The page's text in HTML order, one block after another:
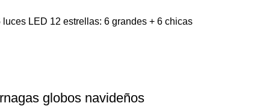
luces LED 12 estrellas: 6 grandes + 6 chicas
globos navideños